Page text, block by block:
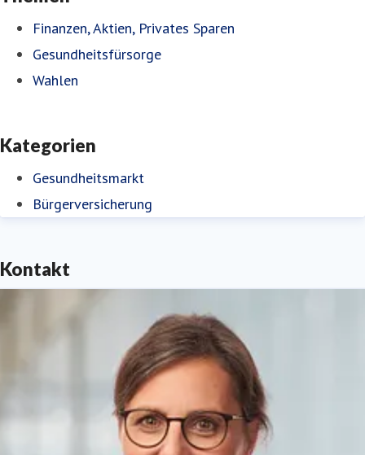
Finanzen, Aktien, Privates Sparen
Gesundheitsfürsorge
Wahlen
Kategorien
Gesundheitsmarkt
Bürgerversicherung
Kontakt